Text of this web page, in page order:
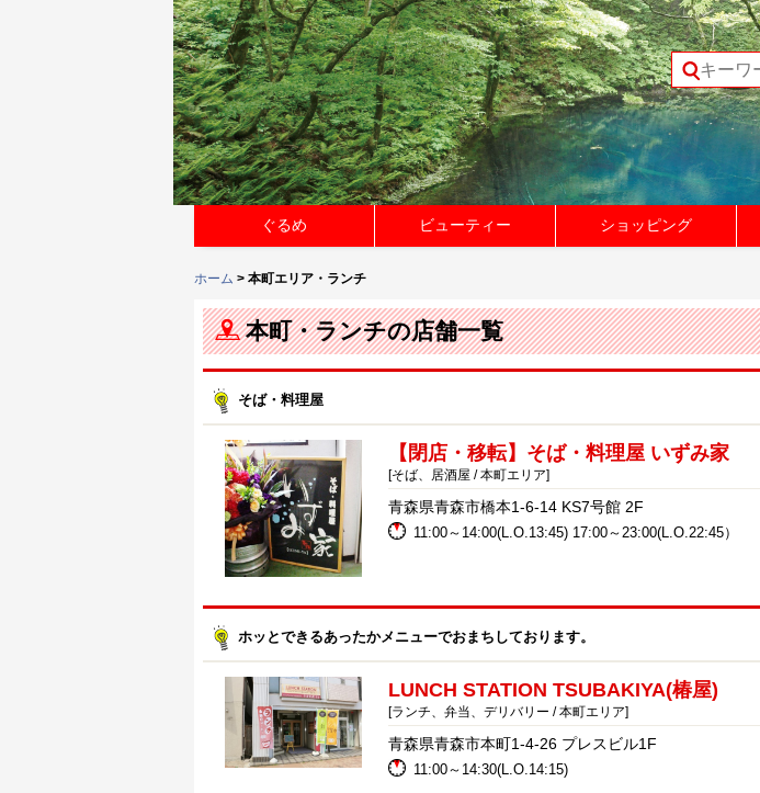
ぐるめ ビューティー ショッピング
ホーム > 本町エリア・ランチ
本町・ランチの店舗一覧
そば・料理屋
【閉店・移転】そば・料理屋 いずみ家
[そば、居酒屋 / 本町エリア]
青森県青森市橋本1-6-14 KS7号館 2F
11:00～14:00(L.O.13:45) 17:00～23:00(L.O.22:45）
ホッとできるあったかメニューでおまちしております。
LUNCH STATION TSUBAKIYA(椿屋)
[ランチ、弁当、デリバリー / 本町エリア]
青森県青森市本町1-4-26 プレスビル1F
11:00～14:30(L.O.14:15)